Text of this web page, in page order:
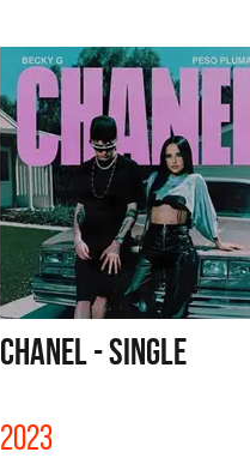
CHANEL - SINGLE
2023